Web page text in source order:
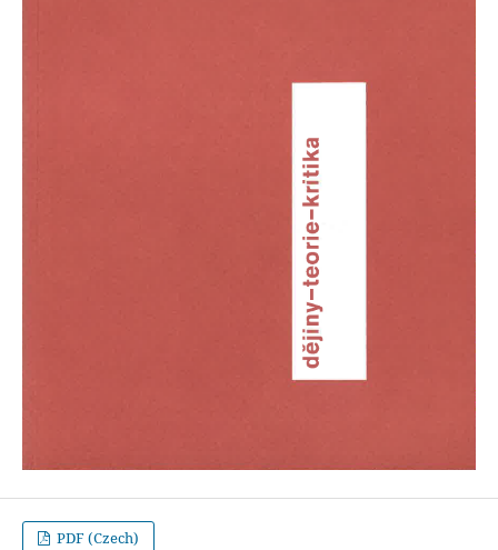
PDF (Czech)